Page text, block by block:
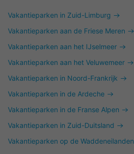
Vakantieparken in Zuid-Limburg
Vakantieparken aan de Friese Meren
Vakantieparken aan het IJselmeer
Vakantieparken aan het Veluwemeer
Vakantieparken in Noord-Frankrijk
Vakantieparken in de Ardeche
Vakantieparken in de Franse Alpen
Vakantieparken in Zuid-Duitsland
Vakantieparken op de Waddeneilanden